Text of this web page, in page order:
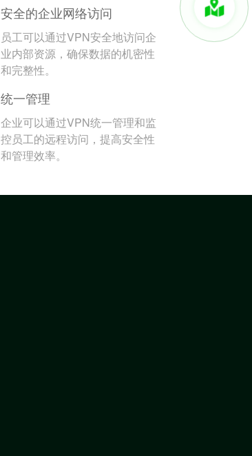
安全的企业网络访问
员工可以通过VPN安全地访问企
业内部资源，确保数据的机密性
和完整性。
统一管理
企业可以通过VPN统一管理和监
控员工的远程访问，提高安全性
和管理效率。